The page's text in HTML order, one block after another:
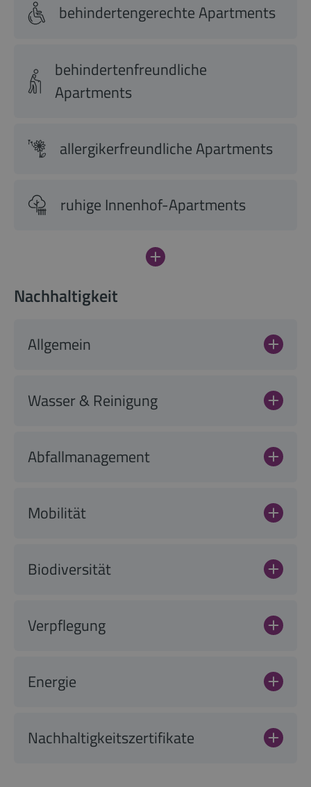
behindertengerechte Apartments
behindertenfreundliche
Apartments
allergikerfreundliche Apartments
ruhige Innenhof-Apartments
Nachhaltigkeit
Allgemein
Wasser & Reinigung
Abfallmanagement
Mobilität
Biodiversität
Verpflegung
Energie
Nachhaltigkeitszertifikate